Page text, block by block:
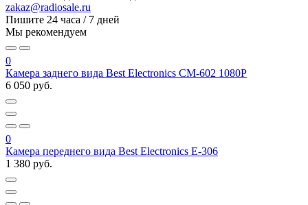
zakaz@radiosale.ru
Пишите 24 часа / 7 дней
Мы рекомендуем
0
Камера заднего вида Best Electronics CM-602 1080P
6 050 руб.
0
Камера переднего вида Best Electronics Е-306
1 380 руб.